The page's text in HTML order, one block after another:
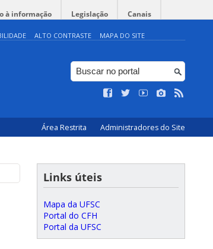
à informação Legislação Canais
ALTO CONTRASTE MAPA DO SITE
Área Restrita Administradores do Site
Links úteis
Mapa da UFSC
Portal do CFH
Portal da UFSC